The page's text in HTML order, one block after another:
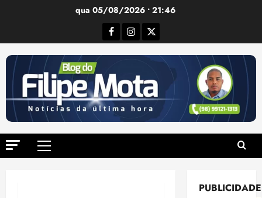
qua 05/08/2026 • 21:46
Facebook
Instagram
Twitter
Menu
PUBLICIDADE